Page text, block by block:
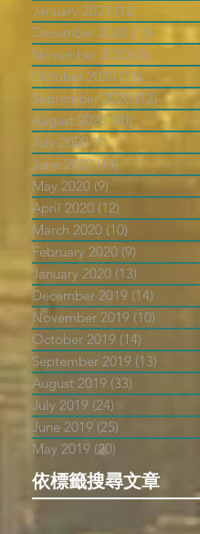
January 2021 (12)
December 2020 (15) 15 posts
November 2020 (7)
October 2020 (11)
September 2020 (12) 12 posts
August 2020 (10) 10 posts
July 2020 (9)9 posts
June 2020 (14)
May 2020 (9)
April 2020 (12)
March 2020 (10)
February 2020 (9)
January 2020 (13)
December 2019 (14)
November 2019 (10)
October 2019 (14)
September 2019 (13)
August 2019 (33)
July 2019 (24)
June 2019 (25)
May 2019 (20)
依標籤搜尋文章